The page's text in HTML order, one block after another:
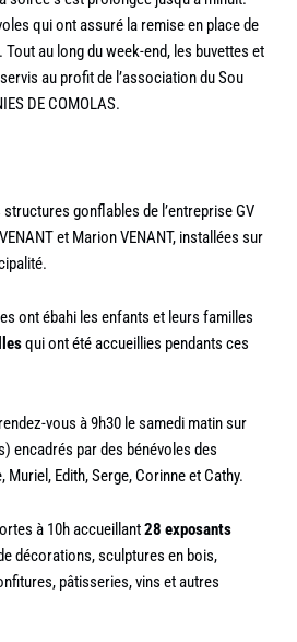
qui ont assuré la remise en place de
Tout au long du week-end, les buvettes et
au profit de l’association du Sou
DE COMOLAS.
gonflables de l’entreprise GV
et Marion VENANT, installées sur
ont ébahi les enfants et leurs familles
qui ont été accueillies pendants ces
vous à 9h30 le samedi matin sur
encadrés par des bénévoles des
Edith, Serge, Corinne et Cathy.
à 10h accueillant28 exposants
décorations, sculptures en bois,
pâtisseries, vins et autres